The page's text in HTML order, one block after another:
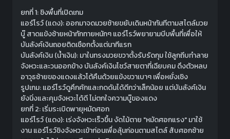
ยกที่ 1: ชิงพื้นที่เปิดเกม
แอร์โรว์ (แดง): ออกมาจดมวยซ้ายขยับเดินหน้าทันทีตามสไตล์มวย
บู๊ สาดแข้งซ้ายหน้าทักทายหนักๆ แอร์โรว์พยายามบีบพื้นที่เพื่อให้
บันลังค์เงินถอยติดเชือกตั้งแต่นาทีแรก
บันลังค์เงิน (น้ำเงิน): มาในทรงมวยขวาตั้งรับรัดกุม ใช้ลูกถีบทำลาย
จังหวะและวนออกข้าง บันลังค์เงินโชว์สายตาที่เฉียบคม ดึงตัวหลบ
อาวุธซ้ายของแดงแล้วโต้คืนด้วยแข้งขวาเบาๆ เพื่อหยั่งเชิง
รูปเกม: แอร์โรว์ดูคึกคักและกดดันได้ดีกว่าเล็กน้อย แต่บันลังค์เงิน
ยังนิ่งและคุมจังหวะได้ดี ไม่ตกใจความบู๊ของแดง
ยกที่ 2: เริ่มระเบิดพายุหมัดศอก
แอร์โรว์ (แดง): เร่งจังหวะเร็วขึ้น งัดไม้ตาย "หมัดศอกแรง" มาใช้
งาน แอร์โรว์ชิงจังหวะเข้าก่อนเพื่อลุ้นก่อนตามสไตล์ สับศอกซ้าย